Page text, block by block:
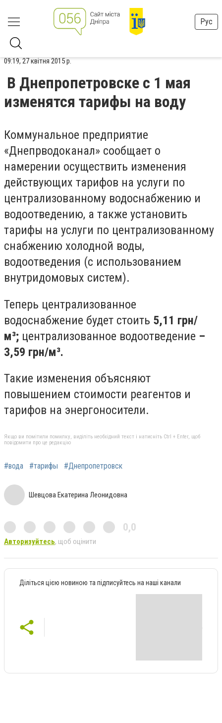
Рус
09:19, 27 квітня 2015 р.
В Днепропетровске с 1 мая
изменятся тарифы на воду
Коммунальное предприятие
«Днепрводоканал» сообщает о
намерении осуществить изменения
действующих тарифов на услуги по
централизованному водоснабжению и
водоотведению, а также установить
тарифы на услуги по централизованному
снабжению холодной воды,
водоотведения (с использованием
внутридомовых систем).
Теперь централизованное
водоснабжение будет стоить 5,11 грн/
м³; централизованное водоотведение –
3,59 грн/м³.
Такие изменения объясняют
повышением стоимости реагентов и
тарифов на энергоносители.
Якщо ви помітили помилку, виділіть необхідний текст і натисніть Ctrl + Enter, щоб
повідомити про це редакцію
#вода #тарифы #Днепропетровск
Шевцова Екатерина Леонидовна
0,0
Авторизуйтесь, щоб оцінити
Діліться цією новиною та підписуйтесь на наші канали